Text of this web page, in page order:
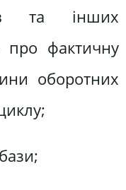
та інших
про фактичну
оборотних